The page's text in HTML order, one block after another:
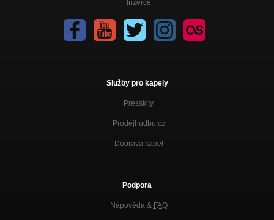
Inzerce
Služby pro kapely
Presskity
Prodejhudbu.cz
Doprava kapel
Podpora
Nápověda & FAQ